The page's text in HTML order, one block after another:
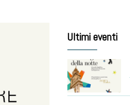
Ultimi eventi